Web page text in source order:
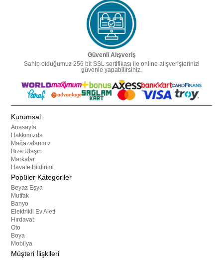
Güvenli Alışveriş
Sahip olduğumuz 256 bit SSL sertifikası ile online alışverişlerinizi
güvenle yapabilirsiniz.
Kurumsal
Anasayfa
Hakkımızda
Mağazalarımız
Bize Ulaşın
Markalar
Havale Bildirimi
Popüler Kategoriler
Beyaz Eşya
Mutfak
Banyo
Elektrikli Ev Aleti
Hırdavat
Oto
Boya
Mobilya
Müşteri İlişkileri